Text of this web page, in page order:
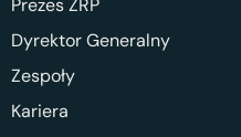
Dyrektor Generalny
Zespoły
Kariera